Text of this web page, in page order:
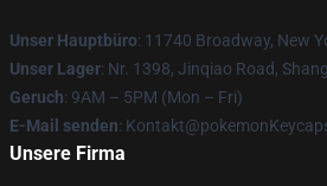
Unser Hauptbüro: 11740 Broadway, New
Unser Lager: Nr. 1398, Jinqiao Road,
Geruch: 9AM – 5PM (Mon – Fri)
E-Mail senden:
Unsere Firma